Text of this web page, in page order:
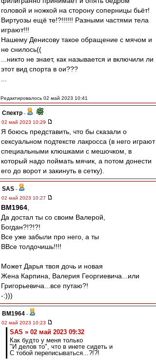
головой и ножкой на сторону соперницы бьёт!
Виртуозы ещё те!?!!!!!! Разными частями тела
играют!!!
Нашему Денисову такое обращение с мячом и
не снилось((
...никто не знает, как называется и включили ли
этот вид спорта в ои???
Редактировалось 02 май 2023 10:41
Спектр -
02 май 2023 10:29
Я боюсь представить, что бы сказали о
сексуальном подтексте лакросса (в него играют
специальными клюшками с мешочком, в
который надо поймать мячик, а потом донести
его до ворот и закинуть в сетку).
SAS -
02 май 2023 10:27
BM1964
Да достал ты со своим Валерой,
Богдан?!?!?!
Все уже забыли про него, а ты
ВВсе толдочишь!!!!
Может Дарья твоя дочь и новая
Жена Карпина, Валерия Георгиевича...или
Григорьевича...все путаю?!
-:)))
BM1964 -
02 май 2023 10:23
SAS » 02 май 2023 09:32
Как будто у меня только
"И делов то", что в инете сидеть и
С тобой переписываться...?!?!